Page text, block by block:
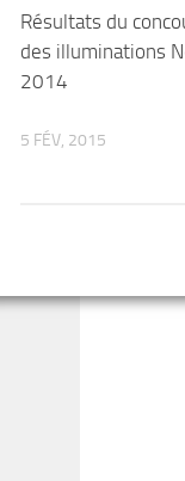
Résultats du
des illuminations
2014
5 FÉV, 2015